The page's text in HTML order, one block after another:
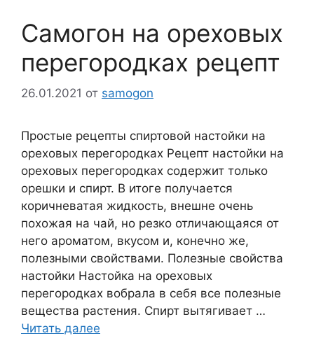
Самогон на ореховых
перегородках рецепт
26.01.2021 от samogon
Простые рецепты спиртовой настойки на
ореховых перегородках Рецепт настойки на
ореховых перегородках содержит только
орешки и спирт. В итоге получается
коричневатая жидкость, внешне очень
похожая на чай, но резко отличающаяся от
него ароматом, вкусом и, конечно же,
полезными свойствами. Полезные свойства
настойки Настойка на ореховых
перегородках вобрала в себя все полезные
вещества растения. Спирт вытягивает …
Читать далее